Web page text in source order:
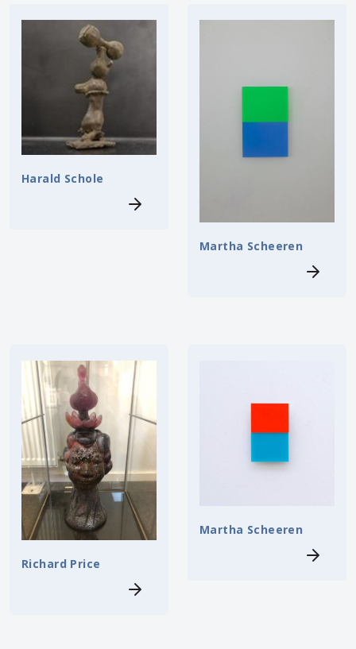
Harald Schole
Martha Scheeren
Richard Price
Martha Scheeren